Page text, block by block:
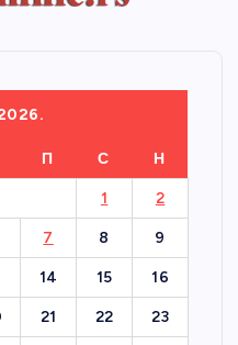
П С Н
1 2
7 8 9
14 15 16
21 22 23